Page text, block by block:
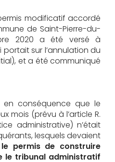
modificatif accordé
de Saint-Pierre-du-
2020 a été versé à
portait sur l’annulation du
et a été communiqué
en conséquence que le
mois (prévu à l’article R.
administrative) n’était
lesquels devaient
permis de construire
le tribunal administratif